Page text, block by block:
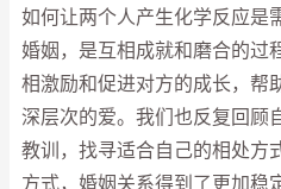
如何让两个人产生化学反应是
婚姻，是互相成就和磨合的过
相激励和促进对方的成长，帮
深层次的爱。我们也反复回顾
教训，找寻适合自己的相处方
方式，婚姻关系得到了更加稳